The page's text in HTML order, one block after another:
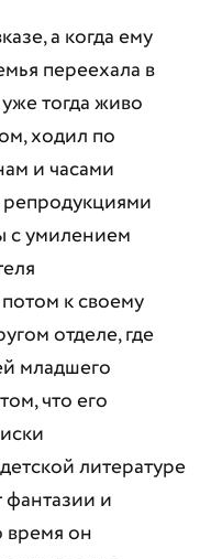
а когда ему
переехала в
тогда живо
ходил по
и часами
репродукциями
с умилением
к своему
отделе, где
младшего
что его
литературе
и
время он